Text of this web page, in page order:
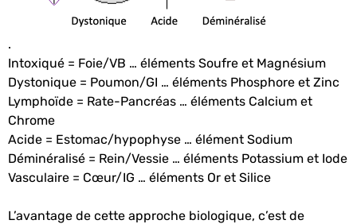
.
Intoxiqué = Foie/VB … éléments Soufre et Magnésium
Dystonique = Poumon/GI … éléments Phosphore et Zinc
Lymphoïde = Rate-Pancréas … éléments Calcium et
Chrome
Acide = Estomac/hypophyse … élément Sodium
Déminéralisé = Rein/Vessie … éléments Potassium et Iode
Vasculaire = Cœur/IG … éléments Or et Silice
L’avantage de cette approche biologique, c’est de